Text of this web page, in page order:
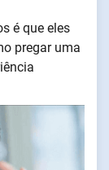
é que eles
pregar uma